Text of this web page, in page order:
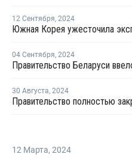
12 Сентября, 2024
04 Сентября, 2024
30 Августа, 2024
12 Марта, 2024